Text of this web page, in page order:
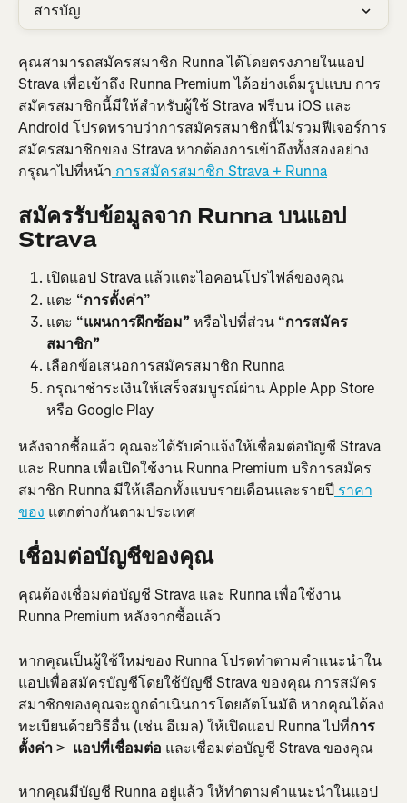
สารบัญ
คุณสามารถสมัครสมาชิก Runna ได้โดยตรงภายในแอป
Strava เพื่อเข้าถึง Runna Premium ได้อย่างเต็มรูปแบบ การ
สมัครสมาชิกนี้มีให้สำหรับผู้ใช้ Strava ฟรีบน iOS และ
Android โปรดทราบว่าการสมัครสมาชิกนี้ไม่รวมฟีเจอร์การ
สมัครสมาชิกของ Strava หากต้องการเข้าถึงทั้งสองอย่าง
กรุณาไปที่หน้า การสมัครสมาชิก Strava + Runna
สมัครรับข้อมูลจาก Runna บนแอป
Strava
เปิดแอป Strava แล้วแตะไอคอนโปรไฟล์ของคุณ
แตะ “การตั้งค่า”
แตะ “แผนการฝึกซ้อม” หรือไปที่ส่วน “การสมัคร
สมาชิก”
เลือกข้อเสนอการสมัครสมาชิก Runna
กรุณาชำระเงินให้เสร็จสมบูรณ์ผ่าน Apple App Store
หรือ Google Play
หลังจากซื้อแล้ว คุณจะได้รับคำแจ้งให้เชื่อมต่อบัญชี Strava
และ Runna เพื่อเปิดใช้งาน Runna Premium บริการสมัคร
สมาชิก Runna มีให้เลือกทั้งแบบรายเดือนและรายปี ราคา
ของ แตกต่างกันตามประเทศ
เชื่อมต่อบัญชีของคุณ
คุณต้องเชื่อมต่อบัญชี Strava และ Runna เพื่อใช้งาน
Runna Premium หลังจากซื้อแล้ว
หากคุณเป็นผู้ใช้ใหม่ของ Runna โปรดทำตามคำแนะนำใน
แอปเพื่อสมัครบัญชีโดยใช้บัญชี Strava ของคุณ การสมัคร
สมาชิกของคุณจะถูกดำเนินการโดยอัตโนมัติ หากคุณได้ลง
ทะเบียนด้วยวิธีอื่น (เช่น อีเมล) ให้เปิดแอป Runna ไปที่การ
ตั้งค่า > แอปที่เชื่อมต่อ และเชื่อมต่อบัญชี Strava ของคุณ
หากคุณมีบัญชี Runna อยู่แล้ว ให้ทำตามคำแนะนำในแอป